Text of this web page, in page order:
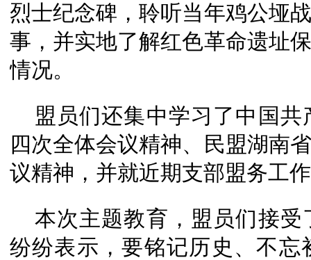
烈士纪念碑，聆听当年鸡公垭
事，并实地了解红色革命遗址
情况。
盟员们还集中学习了中国
四次全体会议精神、民盟湖南
议精神，并就近期支部盟务工
本次主题教育，盟员们接
纷纷表示，要铭记历史、不